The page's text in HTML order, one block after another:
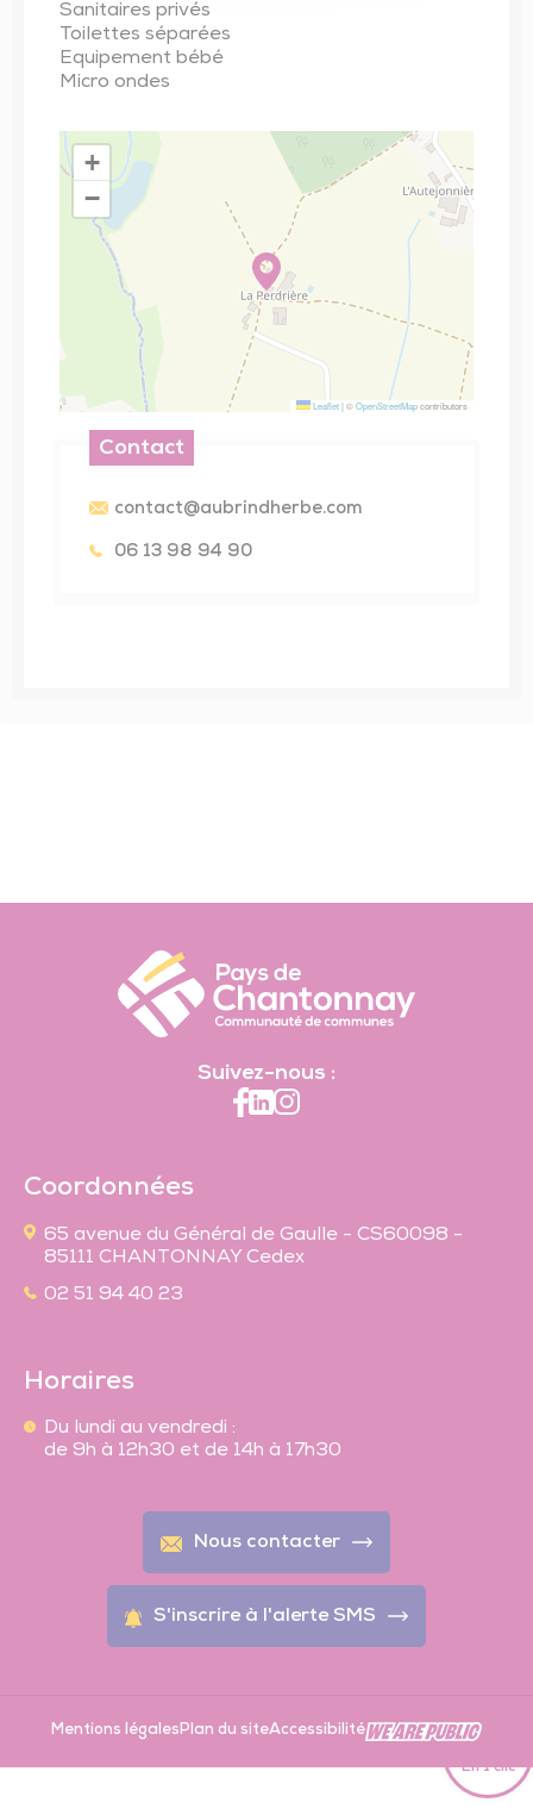
En 1 clic
Sanitaires privés
Toilettes séparées
Equipement bébé
Micro ondes
+
−
Leaflet| ©OpenStreetMapcontributors
Contact
contact@aubrindherbe.com
06 13 98 94 90
Suivez-nous :
Coordonnées
65 avenue du Général de Gaulle - CS60098 -
85111 CHANTONNAY Cedex
02 51 94 40 23
Horaires
Du lundi au vendredi :
de 9h à 12h30 et de 14h à 17h30
Nous contacter
S'inscrire à l'alerte SMS
Mentions légalesPlan du siteAccessibilité